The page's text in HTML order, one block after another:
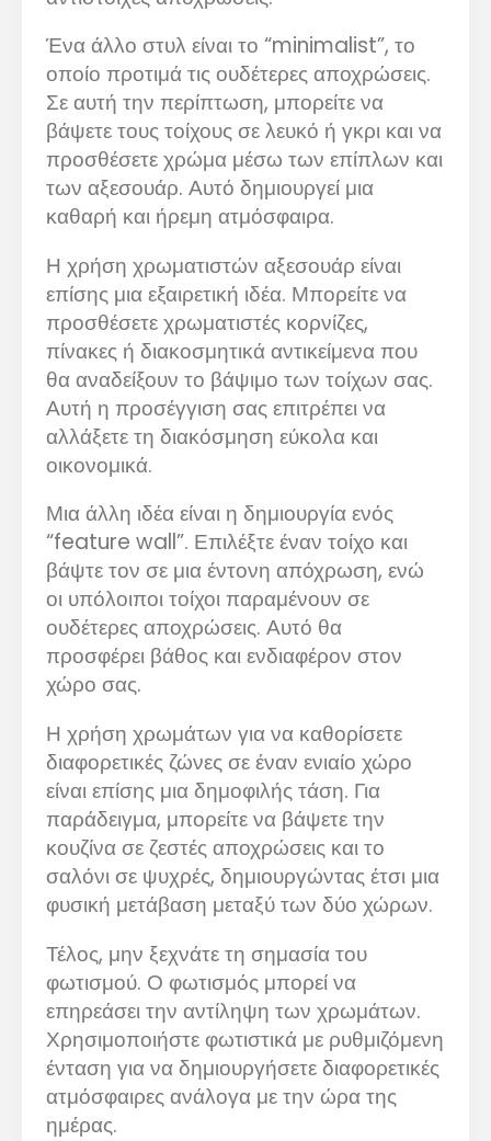
Ένα άλλο στυλ είναι το “minimalist”, το
οποίο προτιμά τις ουδέτερες αποχρώσεις.
Σε αυτή την περίπτωση, μπορείτε να
βάψετε τους τοίχους σε λευκό ή γκρι και να
προσθέσετε χρώμα μέσω των επίπλων και
των αξεσουάρ. Αυτό δημιουργεί μια
καθαρή και ήρεμη ατμόσφαιρα.
Η χρήση χρωματιστών αξεσουάρ είναι
επίσης μια εξαιρετική ιδέα. Μπορείτε να
προσθέσετε χρωματιστές κορνίζες,
πίνακες ή διακοσμητικά αντικείμενα που
θα αναδείξουν το βάψιμο των τοίχων σας.
Αυτή η προσέγγιση σας επιτρέπει να
αλλάξετε τη διακόσμηση εύκολα και
οικονομικά.
Μια άλλη ιδέα είναι η δημιουργία ενός
“feature wall”. Επιλέξτε έναν τοίχο και
βάψτε τον σε μια έντονη απόχρωση, ενώ
οι υπόλοιποι τοίχοι παραμένουν σε
ουδέτερες αποχρώσεις. Αυτό θα
προσφέρει βάθος και ενδιαφέρον στον
χώρο σας.
Η χρήση χρωμάτων για να καθορίσετε
διαφορετικές ζώνες σε έναν ενιαίο χώρο
είναι επίσης μια δημοφιλής τάση. Για
παράδειγμα, μπορείτε να βάψετε την
κουζίνα σε ζεστές αποχρώσεις και το
σαλόνι σε ψυχρές, δημιουργώντας έτσι μια
φυσική μετάβαση μεταξύ των δύο χώρων.
Τέλος, μην ξεχνάτε τη σημασία του
φωτισμού. Ο φωτισμός μπορεί να
επηρεάσει την αντίληψη των χρωμάτων.
Χρησιμοποιήστε φωτιστικά με ρυθμιζόμενη
ένταση για να δημιουργήσετε διαφορετικές
ατμόσφαιρες ανάλογα με την ώρα της
ημέρας.